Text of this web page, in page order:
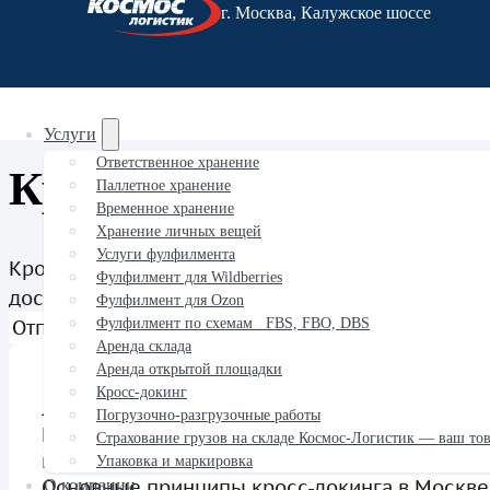
г. Москва, Калужское шоссе
Услуги
Ответственное хранение
Паллетное хранение
Временное хранение
Хранение личных вещей
Услуги фулфилмента
Фулфилмент для Wildberries
Фулфилмент для Ozon
Фулфилмент по схемам FBS, FBO, DBS
Аренда склада
Аренда открытой площадки
Кросс-докинг
Погрузочно-разгрузочные работы
Страхование грузов на складе Космос-Логистик — ваш
Упаковка и маркировка
О компании
Кросс-докинг
Кросс-докинг в Москве. Поможем снизить
доставки клиентам.
Отправить заявку
Логистическая операция позволяет
Москве и Московской области,
перегрузке товаров с одного транспортного